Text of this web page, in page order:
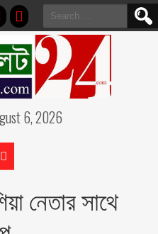
Search
for:
6, 2026
নেতার সাথে